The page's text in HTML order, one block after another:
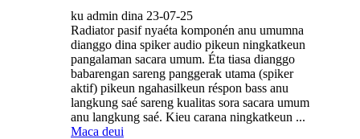
ku admin dina 23-07-25
Radiator pasif nyaéta komponén anu umumna
dianggo dina spiker audio pikeun ningkatkeun
pangalaman sacara umum. Éta tiasa dianggo
babarengan sareng panggerak utama (spiker
aktif) pikeun ngahasilkeun réspon bass anu
langkung saé sareng kualitas sora sacara umum
anu langkung saé. Kieu carana ningkatkeun ...
Maca deui